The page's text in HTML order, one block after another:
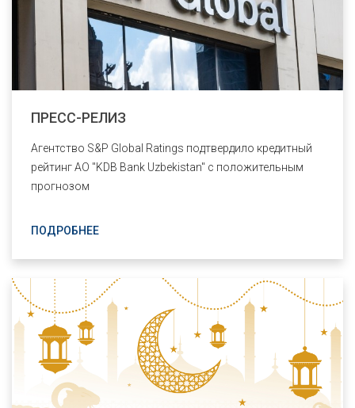
ПРЕСС-РЕЛИЗ
Агентство S&P Global Ratings подтвердило кредитный
рейтинг АО "KDB Bank Uzbekistan" с положительным
прогнозом
ПОДРОБНЕЕ